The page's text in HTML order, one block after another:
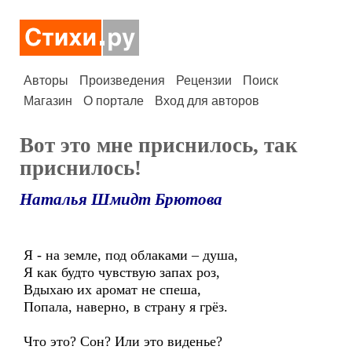
Авторы Произведения Рецензии
Поиск
Магазин
О портале Вход для авторов
Вот это мне приснилось, так
приснилось!
Наталья Шмидт Брютова
Я - на земле, под облаками – душа,
Я как будто чувствую запах роз,
Вдыхаю их аромат не спеша,
Попала, наверно, в страну я грёз.
Что это? Сон? Или это виденье?